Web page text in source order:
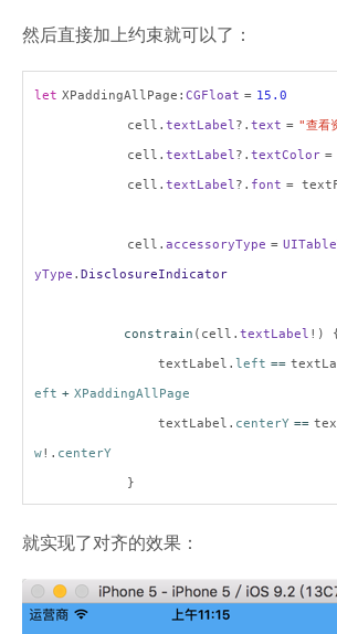
然后直接加上约束就可以了：
let XPaddingAllPage: CGFloat = 15.0
cell. textLabel?. text = "查看
cell. textLabel?. textColor
cell. textLabel?. font =
cell. accessoryType =
yType . DisclosureIndicator
constrain (cell. textLabel !)
textLabel. left ==
eft + XPaddingAllPage
textLabel. centerY ==
w!. centerY
}
就实现了对齐的效果：